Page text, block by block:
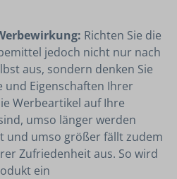
Richten Sie die
jedoch nicht nur nach
aus, sondern denken Sie
und Eigenschaften Ihrer
Werbeartikel auf Ihre
umso länger werden
und umso größer fällt zudem
Zufriedenheit aus. So wird
ein